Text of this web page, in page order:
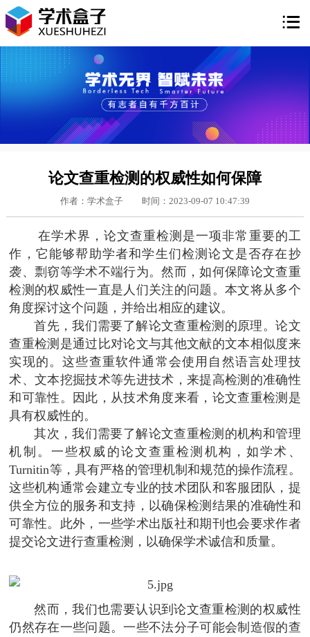

论文查重检测的权威性如何保障
作者：学术盒子 时间：2023-09-07 10:47:39
在学术界，论文查重检测是一项非常重要的工
作，它能够帮助学者和学生们检测论文是否存在抄
袭、剽窃等学术不端行为。然而，如何保障论文查重
检测的权威性一直是人们关注的问题。本文将从多个
角度探讨这个问题，并给出相应的建议。
首先，我们需要了解论文查重检测的原理。论文
查重检测是通过比对论文与其他文献的文本相似度来
实现的。这些查重软件通常会使用自然语言处理技
术、文本挖掘技术等先进技术，来提高检测的准确性
和可靠性。因此，从技术角度来看，论文查重检测是
具有权威性的。
其次，我们需要了解论文查重检测的机构和管理
机制。一些权威的论文查重检测机构，如学术、
Turnitin等，具有严格的管理机制和规范的操作流程。
这些机构通常会建立专业的技术团队和客服团队，提
供全方位的服务和支持，以确保检测结果的准确性和
可靠性。此外，一些学术出版社和期刊也会要求作者
提交论文进行查重检测，以确保学术诚信和质量。
然而，我们也需要认识到论文查重检测的权威性
仍然存在一些问题。一些不法分子可能会制造假的查